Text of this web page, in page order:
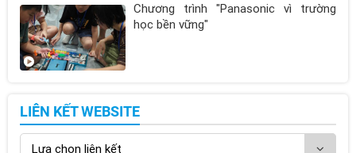
Chương trình "Panasonic vì trường
học bền vững"
LIÊN KẾT WEBSITE